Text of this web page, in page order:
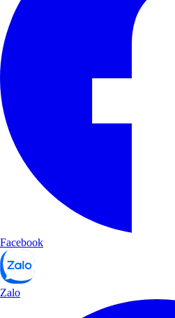
Facebook
Zalo